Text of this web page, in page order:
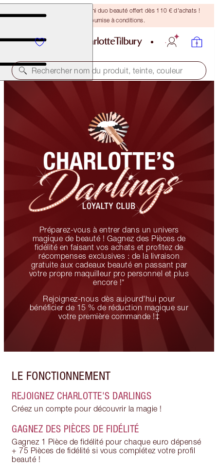
DERNIÈRE CHANCE ! Un mini duo beauté offert dès 110 € d'achats !
Offre soumise à conditions.
Rechercher nom du produit, teinte, couleur
Préparez-vous à entrer dans un univers
magique de beauté ! Gagnez des Pièces de
fidélité en faisant vos achats et profitez de
récompenses exclusives : de la livraison
gratuite aux cadeaux beauté en passant par
votre propre maquilleur pro personnel et plus
encore !*
Rejoignez-nous dès aujourd'hui pour
bénéficier de 15 % de réduction magique sur
votre première commande !‡
LE FONCTIONNEMENT
REJOIGNEZ CHARLOTTE'S DARLINGS
Créez un compte pour découvrir la magie !
GAGNEZ DES PIÈCES DE FIDÉLITÉ
Gagnez 1 Pièce de fidélité pour chaque euro dépensé
+ 75 Pièces de fidélité si vous complétez votre profil
beauté !